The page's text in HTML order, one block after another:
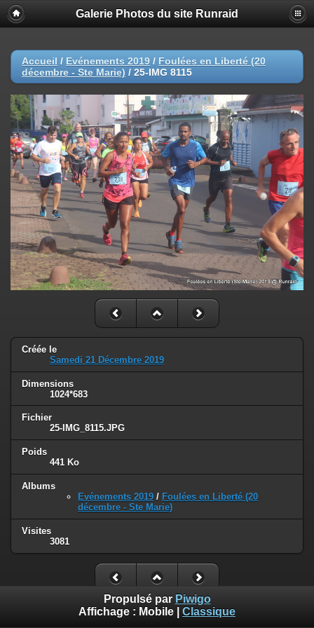
Galerie Photos du site Runraid
Accueil / Evénements 2019 / Foulées en Liberté (20
décembre - Ste Marie) / 25-IMG 8115
Créée le
Samedi 21 Décembre 2019
Dimensions
1024*683
Fichier
25-IMG_8115.JPG
Poids
441 Ko
Albums
Evénements 2019 / Foulées en Liberté (20
décembre - Ste Marie)
Visites
3081
Propulsé par Piwigo
Affichage : Mobile Classique